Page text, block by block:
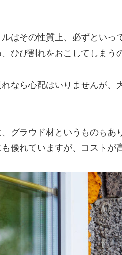
ルはその性質上、必ずとい
ひび割れをおこしてしまう
なら心配はいりませんが、
グラウド材というものもあ
も優れていますが、コストが